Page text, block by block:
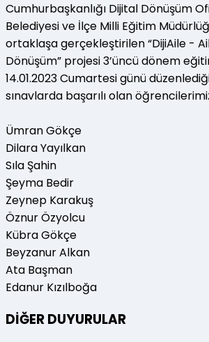
Cumhurbaşkanlığı Dijital Dönüşüm
Belediyesi ve İlçe Milli Eğitim
ortaklaşa gerçekleştirilen “DijiAile -
Dönüşüm” projesi 3’üncü dönem
14.01.2023 Cumartesi günü
sınavlarda başarılı olan
Ümran Gökçe
Dilara Yayılkan
Sıla Şahin
Şeyma Bedir
Zeynep Karakuş
Öznur Özyolcu
Kübra Gökçe
Beyzanur Alkan
Ata Başman
Edanur Kızılboğa
DİĞER DUYURULAR